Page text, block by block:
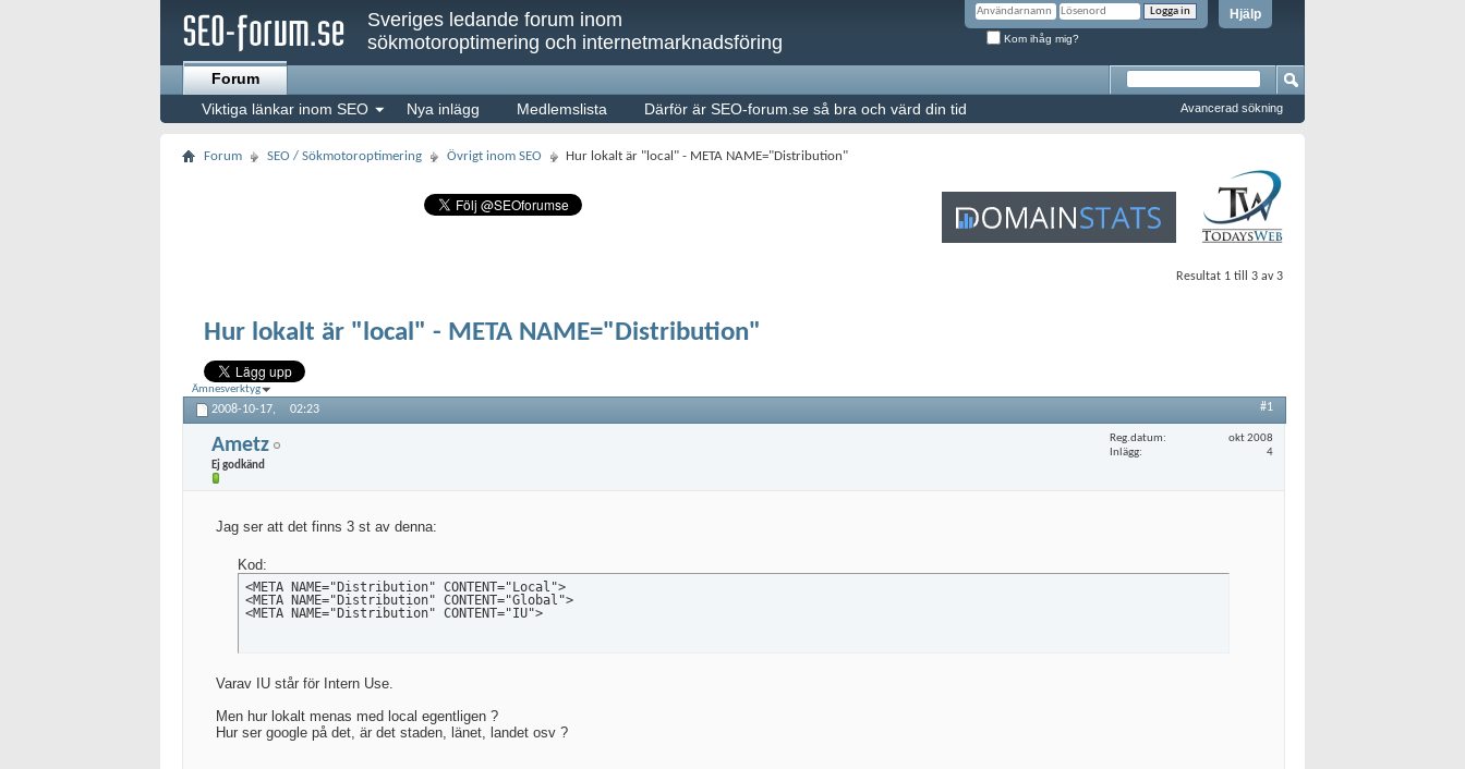
Hjälp
Kom ihåg mig?
Sveriges ledande forum inom
sökmotoroptimering och internetmarknadsföring
Forum
Viktiga länkar inom SEO
Nya inlägg Medlemslista Därför är SEO-forum.se så bra och värd din tid Avancerad sökning
Forum SEO / Sökmotoroptimering Övrigt inom SEO Hur lokalt är "local" - META NAME="Distribution"
Resultat 1 till 3 av 3
Hur lokalt är "local" - META NAME="Distribution"
Ämnesverktyg
2008-10-17, 02:23 #1
Ametz
Ej godkänd
Reg.datum
okt 2008
Inlägg
4
Jag ser att det finns 3 st av denna:
Kod:
<META NAME="Distribution" CONTENT="Local">
<META NAME="Distribution" CONTENT="Global">
<META NAME="Distribution" CONTENT="IU">
Varav IU står för Intern Use.
Men hur lokalt menas med local egentligen ?
Hur ser google på det, är det staden, länet, landet osv ?